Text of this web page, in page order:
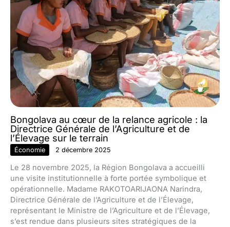
Bongolava au cœur de la relance agricole : la
Directrice Générale de l’Agriculture et de
l’Élevage sur le terrain
Économie 2 décembre 2025
Le 28 novembre 2025, la Région Bongolava a accueilli
une visite institutionnelle à forte portée symbolique et
opérationnelle. Madame RAKOTOARIJAONA Narindra,
Directrice Générale de l’Agriculture et de l’Élevage,
représentant le Ministre de l’Agriculture et de l’Élevage,
s’est rendue dans plusieurs sites stratégiques de la